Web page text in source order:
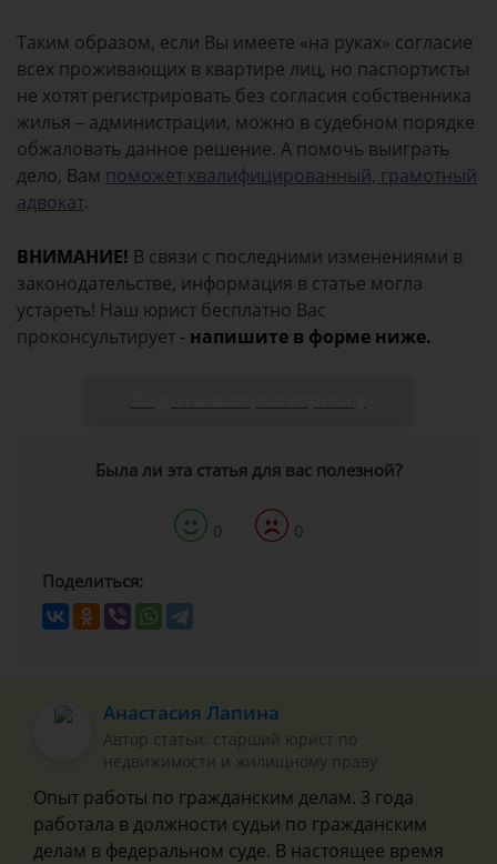
Таким образом, если Вы имеете «на руках» согласие
всех проживающих в квартире лиц, но паспортисты
не хотят регистрировать без согласия собственника
жилья – администрации, можно в судебном порядке
обжаловать данное решение. А помочь выиграть
дело, Вам поможет квалифицированный, грамотный
адвокат.
ВНИМАНИЕ! В связи с последними изменениями в
законодательстве, информация в статье могла
устареть! Наш юрист бесплатно Вас
проконсультирует - напишите в форме ниже.
Была ли эта статья для вас полезной?
0 0
Поделиться:
Анастасия Лапина
Автор статьи: старший юрист по
недвижимости и жилищному праву
Опыт работы по гражданским делам. 3 года
работала в должности судьи по гражданским
делам в федеральном суде. В настоящее время